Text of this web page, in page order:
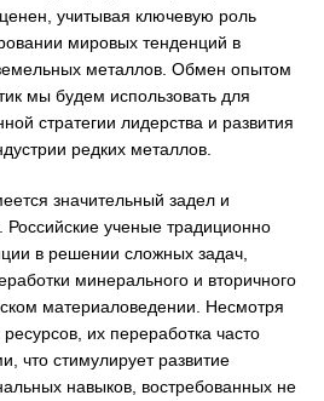
учитывая ключевую роль
мировых тенденций в
металлов. Обмен опытом
мы будем использовать для
стратегии лидерства и развития
редких металлов.
значительный задел и
ученые традиционно
в решении сложных задач,
минерального и вторичного
материаловедении. Несмотря
их переработка часто
что стимулирует развитие
навыков, востребованных не